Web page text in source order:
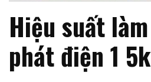
Hiệu suất
phát điện 1